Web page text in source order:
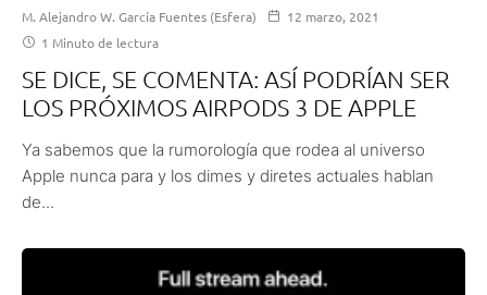
M. Alejandro W. García Fuentes (Esfera)
12 marzo, 2021
1 Minuto de lectura
SE DICE, SE COMENTA: ASÍ PODRÍAN SER
LOS PRÓXIMOS AIRPODS 3 DE APPLE
Ya sabemos que la rumorología que rodea al universo
Apple nunca para y los dimes y diretes actuales hablan
de...